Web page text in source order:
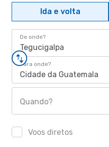
Ida e volta
De onde?
Tegucigalpa
Para onde?
Cidade da Guatemala
Quando?
Voos diretos